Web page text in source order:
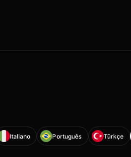
Italiano Português Türkçe